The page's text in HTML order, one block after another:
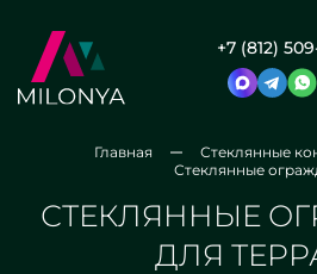
+7 (812)
Главная
Стеклянные
Стеклянные
СТЕКЛЯННЫЕ
ДЛЯ